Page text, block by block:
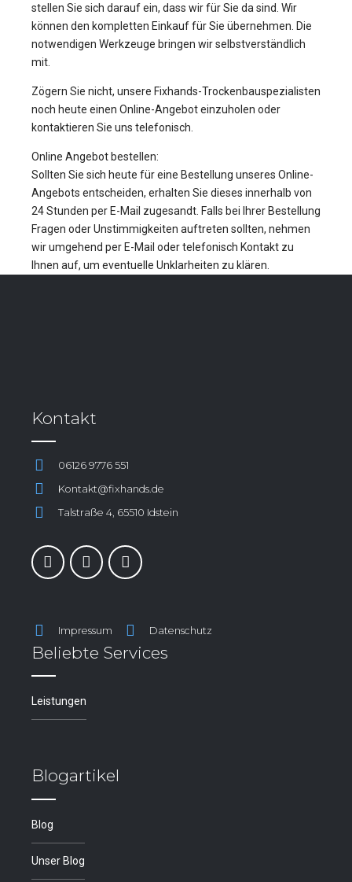
stellen Sie sich darauf ein, dass wir für Sie da sind. Wir
können den kompletten Einkauf für Sie übernehmen. Die
notwendigen Werkzeuge bringen wir selbstverständlich
mit.
Zögern Sie nicht, unsere Fixhands-Trockenbauspezialisten
noch heute einen Online-Angebot einzuholen oder
kontaktieren Sie uns telefonisch.
Online Angebot bestellen:
Sollten Sie sich heute für eine Bestellung unseres Online-
Angebots entscheiden, erhalten Sie dieses innerhalb von
24 Stunden per E-Mail zugesandt. Falls bei Ihrer Bestellung
Fragen oder Unstimmigkeiten auftreten sollten, nehmen
wir umgehend per E-Mail oder telefonisch Kontakt zu
Ihnen auf, um eventuelle Unklarheiten zu klären.
Kontakt
06126 9776 551
Kontakt@fixhands.de
Talstraße 4, 65510 Idstein
Impressum Datenschutz
Beliebte Services
Leistungen
Blogartikel
Blog
Unser Blog